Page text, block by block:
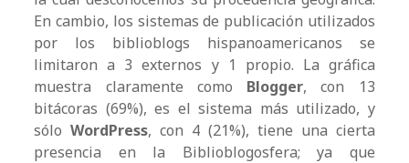
En cambio, los sistemas de publicación utilizados
por los biblioblogs hispanoamericanos se
limitaron a 3 externos y 1 propio. La gráfica
muestra claramente como Blogger, con 13
bitácoras (69%), es el sistema más utilizado, y
sóloWordPress, con 4 (21%), tiene una cierta
presencia en la Biblioblogosfera; ya que